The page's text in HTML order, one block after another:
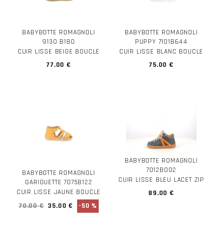
BABYBOTTE ROMAGNOLI
9130 B180
CUIR LISSE BEIGE BOUCLE
77.00 €
BABYBOTTE ROMAGNOLI
PUPPY 7101B644
CUIR LISSE BLANC BOUCLE
75.00 €
BABYBOTTE ROMAGNOLI
GARIGUETTE 7075B122
CUIR LISSE JAUNE BOUCLE
70.00 € 35.00 € -50 %
BABYBOTTE ROMAGNOLI
7012B002
CUIR LISSE BLEU LACET ZIP
89.00 €